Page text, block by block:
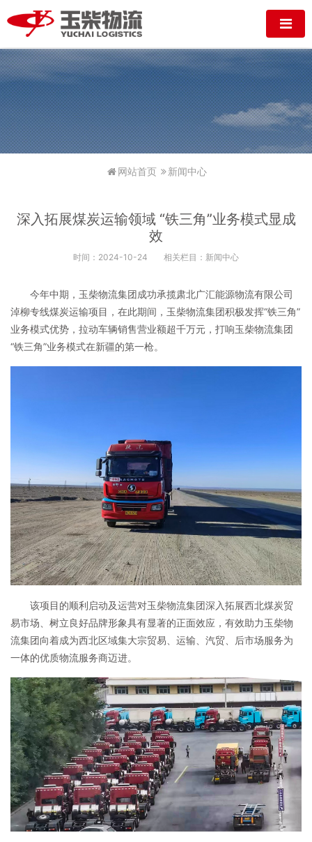
网站首页 新闻中心
深入拓展煤炭运输领域 “铁三角”业务模式显成
效
时间：2024-10-24 相关栏目：新闻中心
今年中期，玉柴物流集团成功承揽肃北广汇能源物流有限公司
淖柳专线煤炭运输项目，在此期间，玉柴物流集团积极发挥“铁三角”
业务模式优势，拉动车辆销售营业额超千万元，打响玉柴物流集团
“铁三角”业务模式在新疆的第一枪。
该项目的顺利启动及运营对玉柴物流集团深入拓展西北煤炭贸
易市场、树立良好品牌形象具有显著的正面效应，有效助力玉柴物
流集团向着成为西北区域集大宗贸易、运输、汽贸、后市场服务为
一体的优质物流服务商迈进。